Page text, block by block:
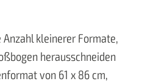
kleinerer Formate,
herausschneiden
von 61 x 86 cm,